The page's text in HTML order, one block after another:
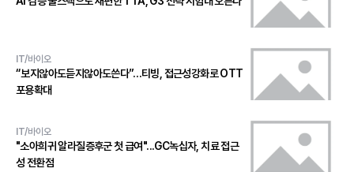
IT/바이오
“보지않아도듣지않아도쓴다”…티빙, 접근성강화로 OTT
포용확대
IT/바이오
"소아희귀 알라질증후군 첫 급여"...GC녹십자, 치료 접근
성 전환점